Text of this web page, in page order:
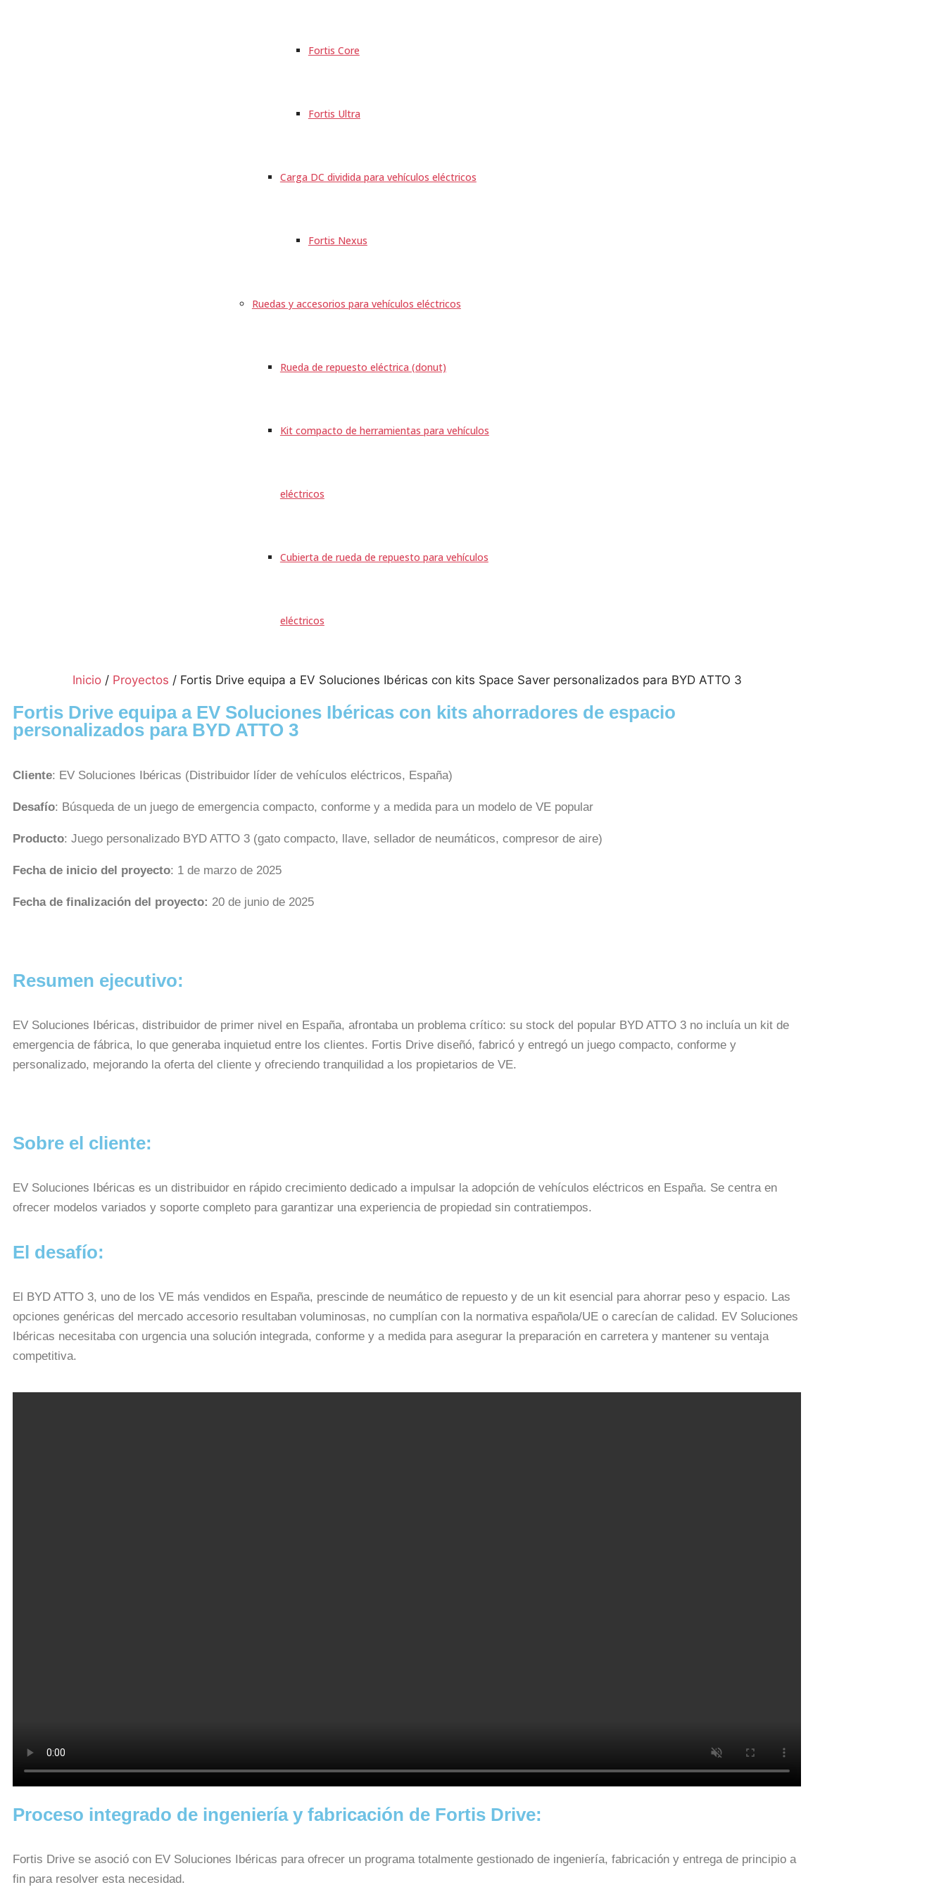
Fortis Core
Fortis Ultra
Carga DC dividida para vehículos eléctricos
Fortis Nexus
Ruedas y accesorios para vehículos eléctricos
Rueda de repuesto eléctrica (donut)
Kit compacto de herramientas para vehículos
eléctricos
Cubierta de rueda de repuesto para vehículos
eléctricos
Inicio/ Proyectos / Fortis Drive equipa a EV Soluciones Ibéricas con kits Space Saver personalizados para BYD ATTO 3
Fortis Drive equipa a EV Soluciones Ibéricas con kits ahorradores de espacio
personalizados para BYD ATTO 3
Cliente: EV Soluciones Ibéricas (Distribuidor líder de vehículos eléctricos, España)
Desafío: Búsqueda de un juego de emergencia compacto, conforme y a medida para un modelo de VE popular
Producto: Juego personalizado BYD ATTO 3 (gato compacto, llave, sellador de neumáticos, compresor de aire)
Fecha de inicio del proyecto: 1 de marzo de 2025
Fecha de finalización del proyecto: 20 de junio de 2025
Resumen ejecutivo:
EV Soluciones Ibéricas, distribuidor de primer nivel en España, afrontaba un problema crítico: su stock del popular BYD ATTO 3 no incluía un kit de
emergencia de fábrica, lo que generaba inquietud entre los clientes. Fortis Drive diseñó, fabricó y entregó un juego compacto, conforme y
personalizado, mejorando la oferta del cliente y ofreciendo tranquilidad a los propietarios de VE.
Sobre el cliente:
EV Soluciones Ibéricas es un distribuidor en rápido crecimiento dedicado a impulsar la adopción de vehículos eléctricos en España. Se centra en
ofrecer modelos variados y soporte completo para garantizar una experiencia de propiedad sin contratiempos.
El desafío:
El BYD ATTO 3, uno de los VE más vendidos en España, prescinde de neumático de repuesto y de un kit esencial para ahorrar peso y espacio. Las
opciones genéricas del mercado accesorio resultaban voluminosas, no cumplían con la normativa española/UE o carecían de calidad. EV Soluciones
Ibéricas necesitaba con urgencia una solución integrada, conforme y a medida para asegurar la preparación en carretera y mantener su ventaja
competitiva.
Proceso integrado de ingeniería y fabricación de Fortis Drive:
Fortis Drive se asoció con EV Soluciones Ibéricas para ofrecer un programa totalmente gestionado de ingeniería, fabricación y entrega de principio a
fin para resolver esta necesidad.